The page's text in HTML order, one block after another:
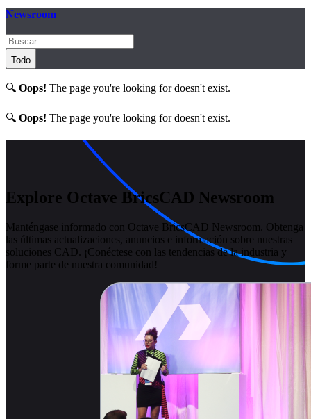
Newsroom
Todo
🔍 Oops! The page you're looking for doesn't exist.
🔍 Oops! The page you're looking for doesn't exist.
Explore Octave BricsCAD Newsroom
Manténgase informado con Octave BricsCAD Newsroom. Obtenga
las últimas actualizaciones, anuncios e información sobre nuestras
soluciones CAD. ¡Conéctese con las tendencias de la industria y
forme parte de nuestra comunidad!